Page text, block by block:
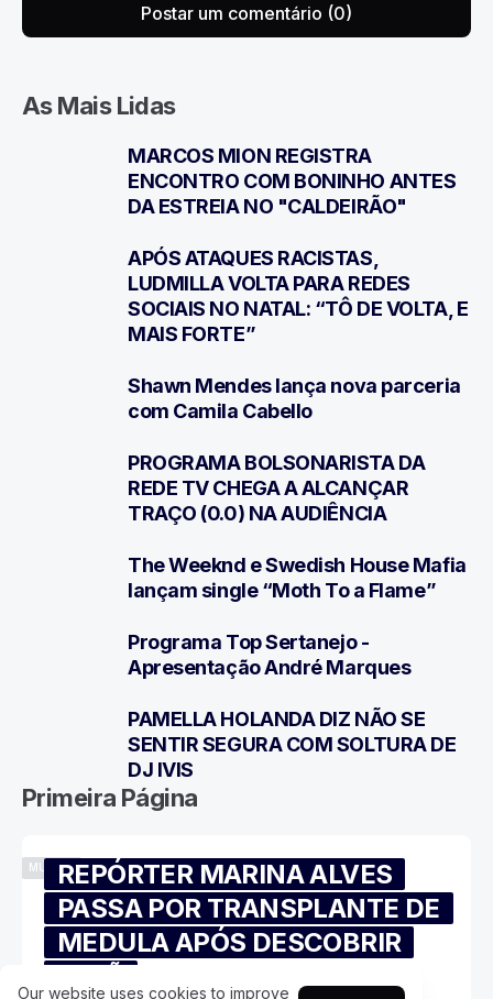
Postar um comentário (0)
As Mais Lidas
MARCOS MION REGISTRA
ENCONTRO COM BONINHO ANTES
DA ESTREIA NO "CALDEIRÃO"
APÓS ATAQUES RACISTAS,
LUDMILLA VOLTA PARA REDES
SOCIAIS NO NATAL: “TÔ DE VOLTA, E
MAIS FORTE”
Shawn Mendes lança nova parceria
com Camila Cabello
PROGRAMA BOLSONARISTA DA
REDE TV CHEGA A ALCANÇAR
TRAÇO (0.0) NA AUDIÊNCIA
The Weeknd e Swedish House Mafia
lançam single “Moth To a Flame”
Programa Top Sertanejo -
Apresentação André Marques
PAMELLA HOLANDA DIZ NÃO SE
SENTIR SEGURA COM SOLTURA DE
DJ IVIS
Primeira Página
MÚSICAREPÓRTER MARINA ALVES
PASSA POR TRANSPLANTE DE
MEDULA APÓS DESCOBRIR
Our website uses cookies to improve